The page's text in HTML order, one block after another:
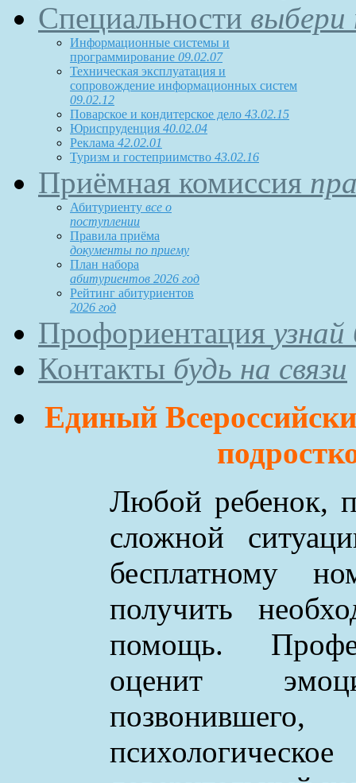
Специальности выбери
Информационные системы и
программирование 09.02.07
Техническая эксплуатация и
сопровождение информационных систем
09.02.12
Поварское и кондитерское дело 43.02.15
Юриспруденция 40.02.04
Реклама 42.02.01
Туризм и гостеприимство 43.02.16
Приёмная комиссия
Абитуриенту все о
поступлении
Правила приёма
документы по приему
План набора
абитуриентов 2026 год
Рейтинг абитуриентов
2026 год
Профориентация
Контакты будь на связи
Единый
Любой ребенок,
сложной
бесплатному
получить
помощь.
оценит